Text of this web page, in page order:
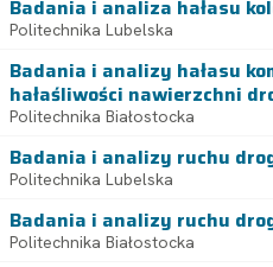
Badania i analiza hałasu
Politechnika Lubelska
Badania i analizy hałasu
hałaśliwości nawierzchni
Politechnika Białostocka
Badania i analizy ruchu
Politechnika Lubelska
Badania i analizy ruchu
Politechnika Białostocka